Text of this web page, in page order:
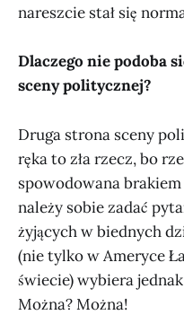
nareszcie stał się
Dlaczego nie podoba
sceny politycznej?
Druga strona sceny
ręka to zła rzecz, bo
spowodowana
należy sobie zadać
żyjących w biednych
(nie tylko w Ameryce
świecie) wybiera
Można? Można!